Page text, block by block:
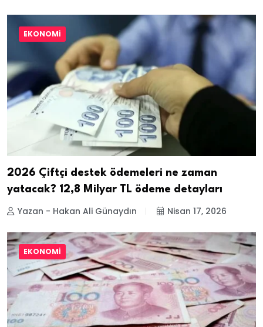
EKONOMI
2026 Çiftçi destek ödemeleri ne zaman
yatacak? 12,8 Milyar TL ödeme detayları
Yazan - Hakan Ali Günaydın Nisan 17, 2026
EKONOMI